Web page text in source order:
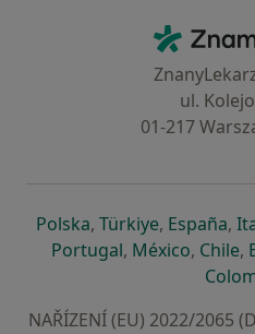
ul.
01-217
Polskase otevře v nové
, Türkiyese otevře v
, Españase
,
Portugalse otevře v
, Méxicose
, Chile,
NAŘÍZENÍ (EU) 2022/2065